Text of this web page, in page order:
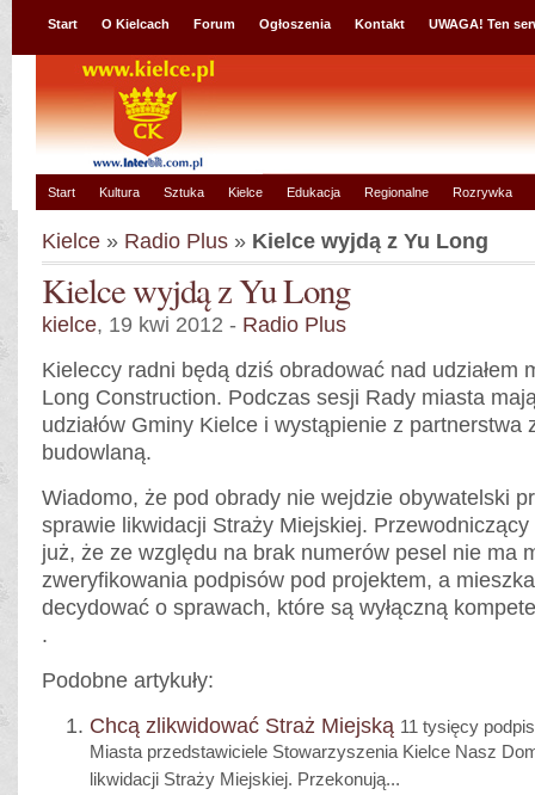
Start O Kielcach Forum Ogłoszenia Kontakt UWAGA! Ten
Start Kultura Sztuka Kielce Edukacja Regionalne Rozrywka
Kielce » Radio Plus » Kielce wyjdą z Yu Long
Kielce wyjdą z Yu Long
kielce, 19 kwi 2012 - Radio Plus
Kieleccy radni będą dziś obradować nad udziałem
Long Construction. Podczas sesji Rady miasta
udziałów Gminy Kielce i wystąpienie z partnerstwa
budowlaną.
Wiadomo, że pod obrady nie wejdzie obywatelski
sprawie likwidacji Straży Miejskiej. Przewodniczący
już, że ze względu na brak numerów pesel nie ma
zweryfikowania podpisów pod projektem, a
decydować o sprawach, które są wyłączną
.
Podobne artykuły:
Chcą zlikwidować Straż Miejską 11 tysięcy
Miasta przedstawiciele Stowarzyszenia Kielce Nasz
likwidacji Straży Miejskiej. Przekonują...